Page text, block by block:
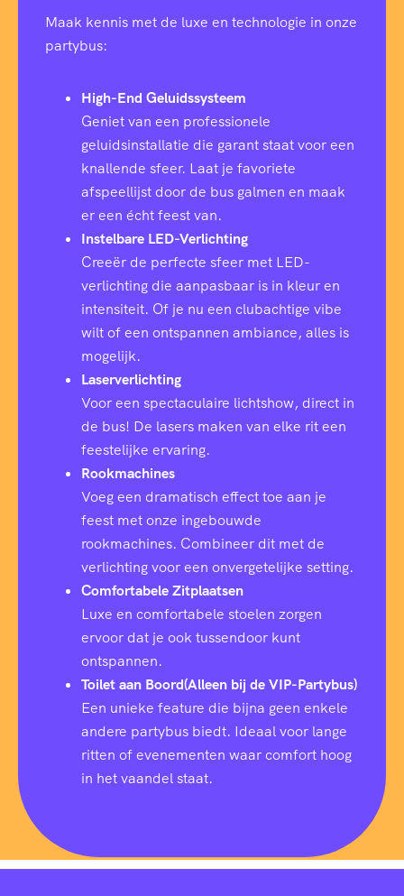
Maak kennis met de luxe en technologie in onze
partybus:
High-End Geluidssysteem
Geniet van een professionele
geluidsinstallatie die garant staat voor een
knallende sfeer. Laat je favoriete
afspeellijst door de bus galmen en maak
er een écht feest van.
Instelbare LED-Verlichting
Creeër de perfecte sfeer met LED-
verlichting die aanpasbaar is in kleur en
intensiteit. Of je nu een clubachtige vibe
wilt of een ontspannen ambiance, alles is
mogelijk.
Laserverlichting
Voor een spectaculaire lichtshow, direct in
de bus! De lasers maken van elke rit een
feestelijke ervaring.
Rookmachines
Voeg een dramatisch effect toe aan je
feest met onze ingebouwde
rookmachines. Combineer dit met de
verlichting voor een onvergetelijke setting.
Comfortabele Zitplaatsen
Luxe en comfortabele stoelen zorgen
ervoor dat je ook tussendoor kunt
ontspannen.
Toilet aan Boord(Alleen bij de VIP-Partybus)
Een unieke feature die bijna geen enkele
andere partybus biedt. Ideaal voor lange
ritten of evenementen waar comfort hoog
in het vaandel staat.